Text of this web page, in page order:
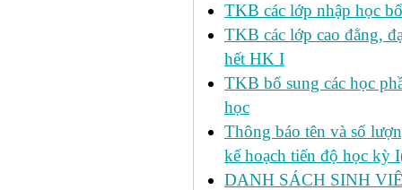
TKB các lớp nhập học
TKB các lớp cao đẳng,
hết HK I
TKB bổ sung các học
học
Thông báo tên và số
kế hoạch tiến độ học kỳ
DANH SÁCH SINH